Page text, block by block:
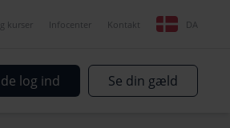
kurser Infocenter Kontakt DA
log ind Se din gæld